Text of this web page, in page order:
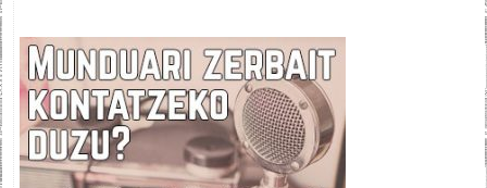
c
e
b
i
t
t
e
d